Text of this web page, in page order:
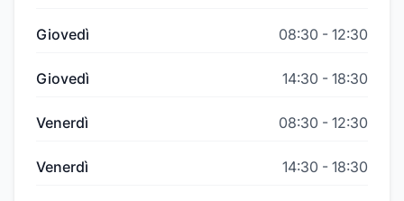
Giovedì 08:30 - 12:30
Giovedì 14:30 - 18:30
Venerdì 08:30 - 12:30
Venerdì 14:30 - 18:30